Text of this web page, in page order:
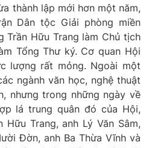
thành lập mới hơn một năm,
Dân tộc Giải phòng miền
Trần Hữu Trang làm Chủ tịch
Tổng Thư ký. Cơ quan Hội
lượng rất mỏng. Ngoài một
ngành văn học, nghệ thuật
nhưng trong những ngày về
lá trung quân đó của Hội,
Trang, anh Lý Văn Sâm,
Đờn, anh Ba Thừa Vĩnh và